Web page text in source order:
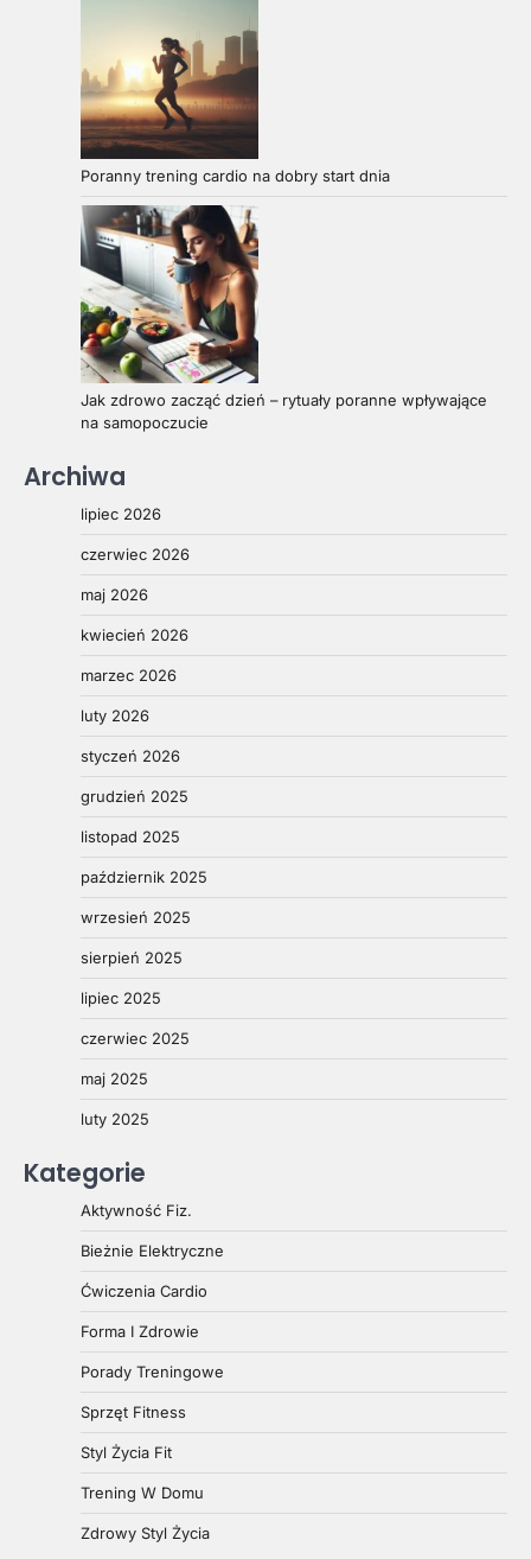
Poranny trening cardio na dobry start dnia
Jak zdrowo zacząć dzień – rytuały poranne wpływające
na samopoczucie
Archiwa
lipiec 2026
czerwiec 2026
maj 2026
kwiecień 2026
marzec 2026
luty 2026
styczeń 2026
grudzień 2025
listopad 2025
październik 2025
wrzesień 2025
sierpień 2025
lipiec 2025
czerwiec 2025
maj 2025
luty 2025
Kategorie
Aktywność Fiz.
Bieżnie Elektryczne
Ćwiczenia Cardio
Forma I Zdrowie
Porady Treningowe
Sprzęt Fitness
Styl Życia Fit
Trening W Domu
Zdrowy Styl Życia